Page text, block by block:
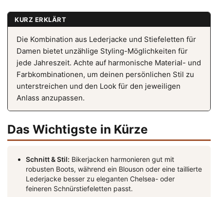
KURZ ERKLÄRT
Die Kombination aus Lederjacke und Stiefeletten für
Damen bietet unzählige Styling-Möglichkeiten für
jede Jahreszeit. Achte auf harmonische Material- und
Farbkombinationen, um deinen persönlichen Stil zu
unterstreichen und den Look für den jeweiligen
Anlass anzupassen.
Das Wichtigste in Kürze
Schnitt & Stil: Bikerjacken harmonieren gut mit
robusten Boots, während ein Blouson oder eine taillierte
Lederjacke besser zu eleganten Chelsea- oder
feineren Schnürstiefeletten passt.